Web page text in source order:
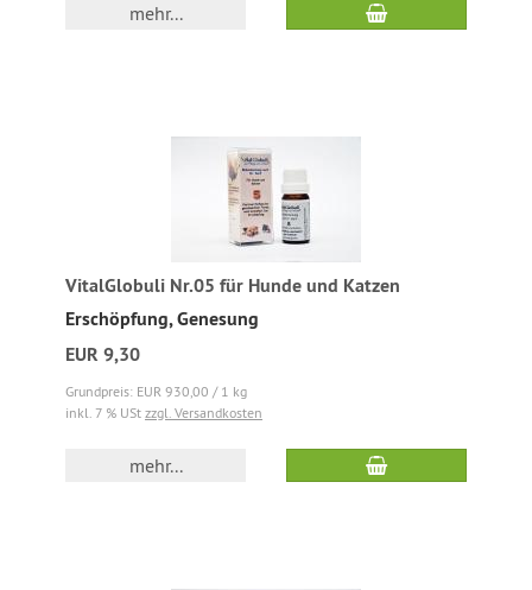
mehr...
VitalGlobuli Nr.05 für Hunde und Katzen
Erschöpfung, Genesung
EUR 9,30
Grundpreis: EUR 930,00 / 1 kg
inkl. 7 % USt zzgl. Versandkosten
mehr...